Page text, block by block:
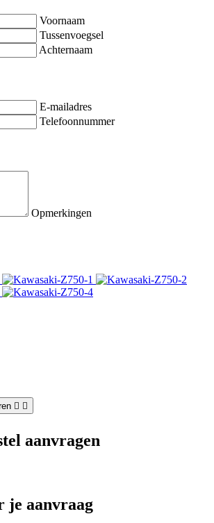
Voornaam
Tussenvoegsel
Achternaam
E-mailadres
Telefoonnummer
Opmerkingen
aanvragen
je aanvraag